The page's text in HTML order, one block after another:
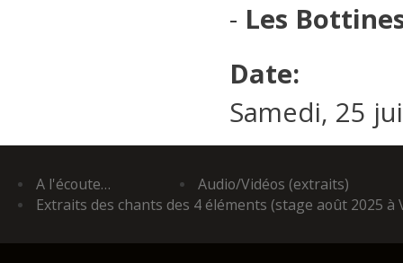
- Les
Date:
Samedi, 25
A l'écoute…
Audio/Vidéos (extraits)
Extraits des chants des 4 éléments (stage août 2025 à